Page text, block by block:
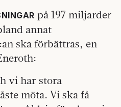
på 197 miljarder
annat
ska förbättras, en
vi har stora
möta. Vi ska få